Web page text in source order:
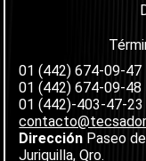
01 (442) 674-09-47
01 (442) 674-09-48
01 (442)-403-47-23
Dirección Paseo
Juriquilla, Qro.